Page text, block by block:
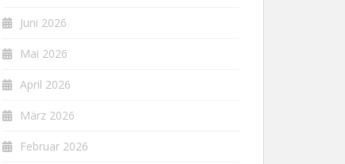
Juni 2026
Mai 2026
April 2026
März 2026
Februar 2026